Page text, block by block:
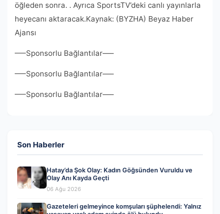
öğleden sonra. . Ayrıca SportsTV’deki canlı yayınlarla
heyecanı aktaracak.Kaynak: (BYZHA) Beyaz Haber
Ajansı
—–Sponsorlu Bağlantılar—–
—–Sponsorlu Bağlantılar—–
—–Sponsorlu Bağlantılar—–
Son Haberler
Hatay’da Şok Olay: Kadın Göğsünden Vuruldu ve
Olay Anı Kayda Geçti
06 Ağu 2026
Gazeteleri gelmeyince komşuları şüphelendi: Yalnız